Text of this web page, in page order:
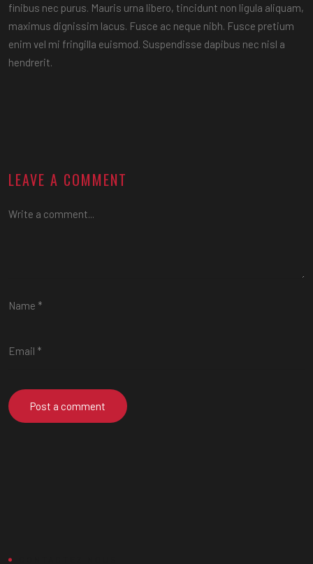
finibus nec purus. Mauris urna libero, tincidunt non ligula aliquam,
maximus dignissim lacus. Fusce ac neque nibh. Fusce pretium
enim vel mi fringilla euismod. Suspendisse dapibus nec nisl a
hendrerit.
LEAVE A COMMENT